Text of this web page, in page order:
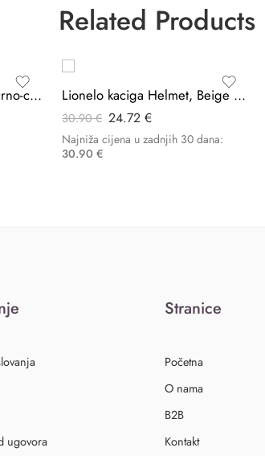
Related Products
BabyOno Unique torba, crno-crvena
-20%
Lionelo kaciga Helmet, Beige Sand
30.90€ 24.72 €
Najniža cijena u zadnjih 30 dana:
30.90 €
ugovora
Stranice
Početna
O nama
B2B
Kontakt